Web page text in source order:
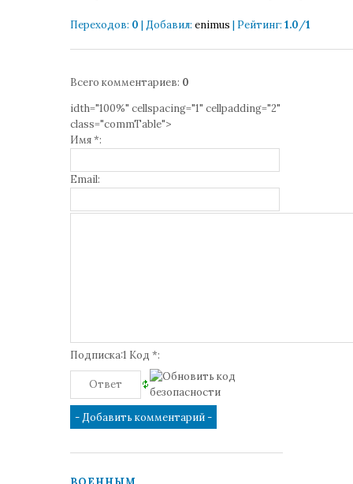
Переходов: 0 | Добавил: enimus | Рейтинг: 1.0/1
Всего комментариев: 0
idth="100%" cellspacing="1" cellpadding="2"
class="commTable">
Имя *:
Email:
Подписка:1 Код *: